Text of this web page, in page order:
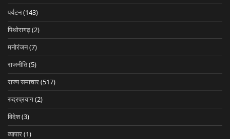
पर्यटन(143)
पिथोरागढ़(2)
मनोरंजन(7)
राजनीति(5)
राज्य समाचार(517)
रुद्रप्रयाग(2)
विदेश(3)
व्यापार(1)